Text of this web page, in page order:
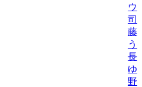
ウ
司/
藤
う
長
ゆ
野